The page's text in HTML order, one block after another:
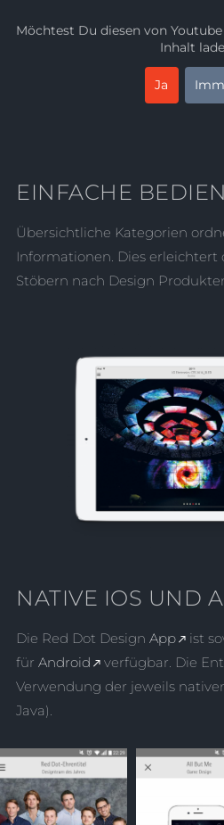
Möchtest Du diesen von Youtube
Inhalt
Ja
EINFACHE
Übersichtliche Kategorien
Informationen. Dies
Stöbern nach Design
NATIVE IOS UND
Die Red Dot Design App ist
für Android
verfügbar. Die
Verwendung der jeweils
Java).